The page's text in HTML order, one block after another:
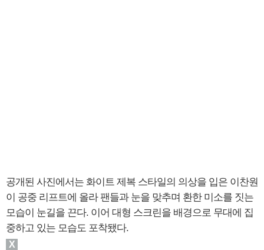
공개된 사진에서는 화이트 제복 스타일의 의상을 입은 이찬원
이 공중 리프트에 올라 팬들과 눈을 맞추며 환한 미소를 짓는
모습이 눈길을 끈다. 이어 대형 스크린을 배경으로 무대에 집
중하고 있는 모습도 포착됐다.
X